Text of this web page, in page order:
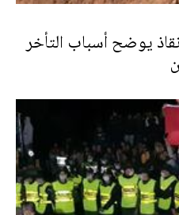
يوضح أسباب التأخر